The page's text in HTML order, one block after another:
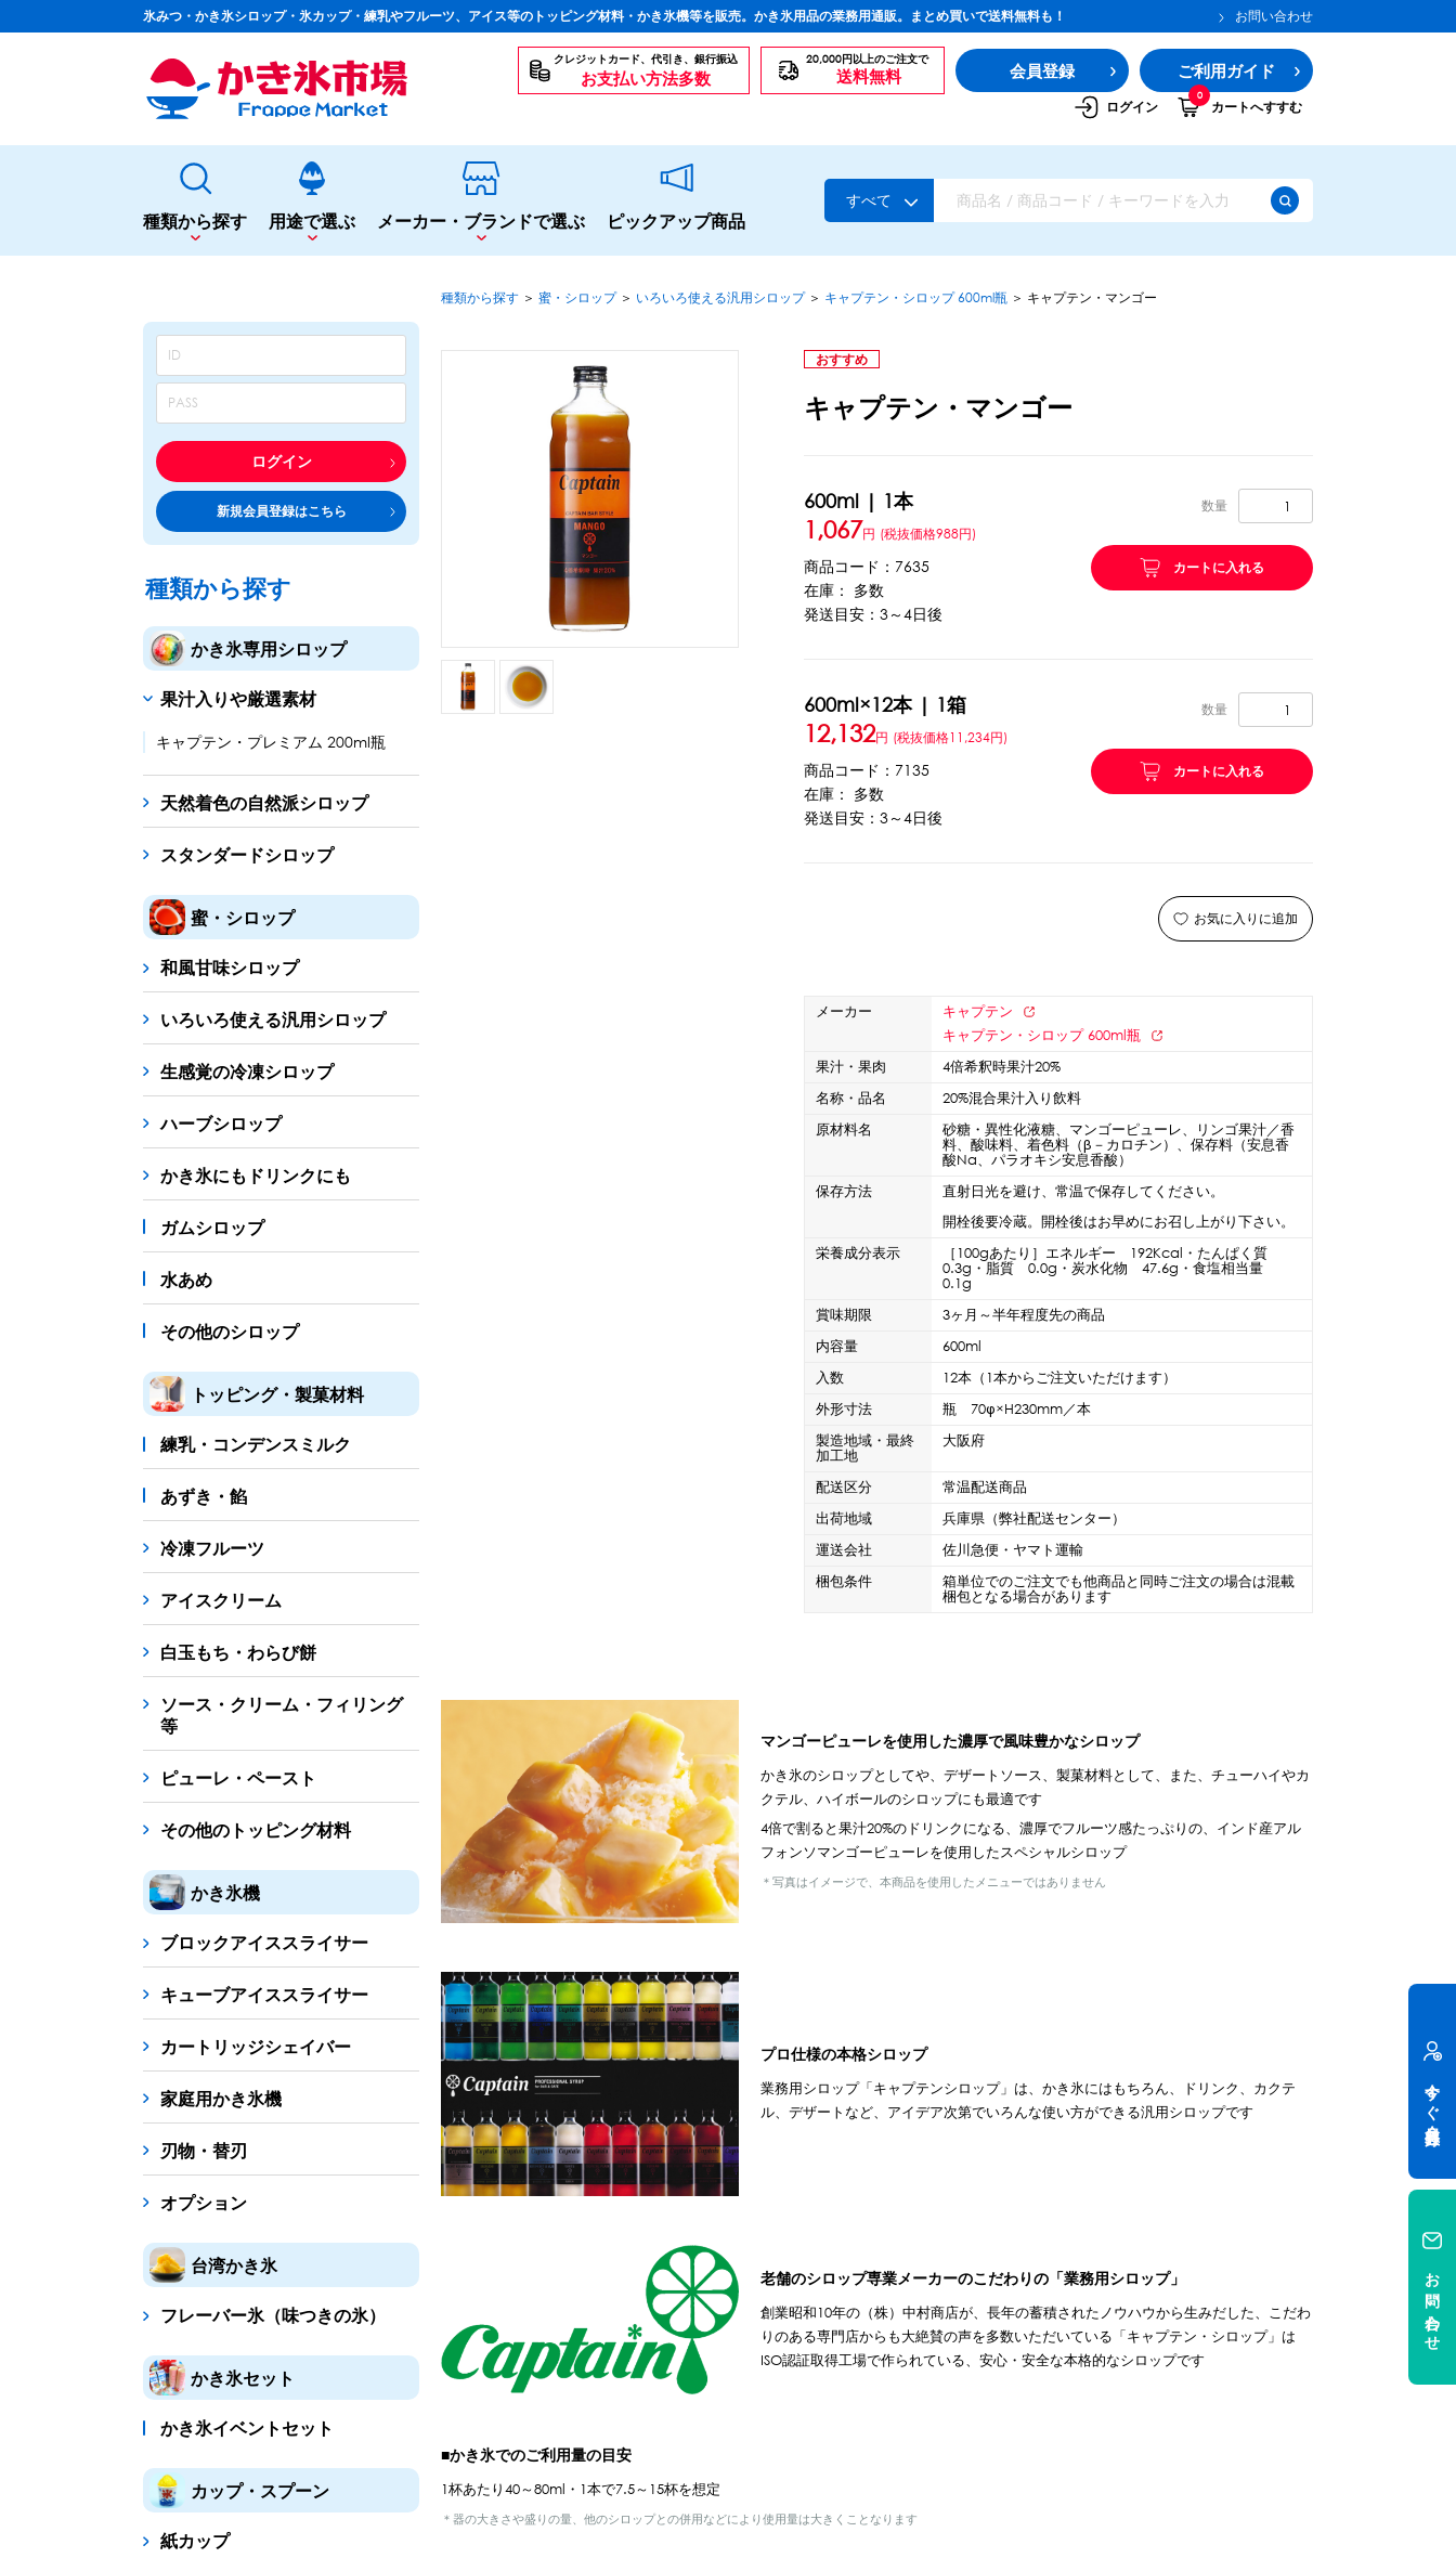
氷みつ・かき氷シロップ・氷カップ・練乳やフルーツ、アイス等のトッピング材料・かき氷機等を販売。かき氷用品の業務用通販。まとめ買いで送料無料も！ お問い合わせ
クレジットカード、代引き、銀行振込
お支払い方法多数
20,000円以上のご注文で
送料無料 会員登録 ご利用ガイド
ログイン
0
カートへすすむ
種類から探す
かき氷専用シロップ
果汁入りや厳選素材
蜜・シロップ
和風甘味シロップ いろいろ使える汎用シロップ 生感覚の冷凍シロップ
トッピング・製菓材料
練乳・コンデンスミルク あずき・餡 アイスクリーム ソース・クリーム・フィリング等
ブロックアイススライサー キューブアイススライサー カートリッジシェイバー 家庭用かき氷機
台湾かき氷
フレーバー氷（味つきの氷）
カップ・スプーン
紙カップ プラスチックカップ 発泡スチロールカップ
フローズンドリンク材料
シロップ 冷凍フルーツ ドリンクカップ・ストロー
備品
蜜かけシャワー・レードル
販促
氷旗 のぼり 横幕
かき氷書籍
かき氷コレクション
用途で選ぶ
夏まつりや夜店に
シロップ
飲食店のサイドメニューに
シロップ トッピング テイクアウト
専門店の副材料に
シロップ トッピング 製菓材料
ドリンクメニューに
メーカー・ブランドで選ぶ ピックアップ商品
すべて
ログイン
新規会員登録はこちら
種類から探す
かき氷専用シロップ
果汁入りや厳選素材
キャプテン・プレミアム 200ml瓶
天然着色の自然派シロップ
スタンダードシロップ
蜜・シロップ
和風甘味シロップ
いろいろ使える汎用シロップ
生感覚の冷凍シロップ
ハーブシロップ
かき氷にもドリンクにも
ガムシロップ
水あめ
その他のシロップ
トッピング・製菓材料
練乳・コンデンスミルク
あずき・餡
冷凍フルーツ
アイスクリーム
白玉もち・わらび餅
ソース・クリーム・フィリング
等
ピューレ・ペースト
その他のトッピング材料
かき氷機
ブロックアイススライサー
キューブアイススライサー
カートリッジシェイバー
家庭用かき氷機
刃物・替刃
オプション
台湾かき氷
フレーバー氷（味つきの氷）
かき氷セット
かき氷イベントセット
カップ・スプーン
紙カップ
種類から探す ＞ 蜜・シロップ ＞ いろいろ使える汎用シロップ ＞ キャプテン・シロップ 600ml瓶 ＞ キャプテン・マンゴー
おすすめ
キャプテン・マンゴー
600ml | 1本
1,067円 (税抜価格988円)
商品コード：7635
在庫： 多数
発送目安：3～4日後
数量
カートに入れる
600ml×12本 | 1箱
12,132円 (税抜価格11,234円)
商品コード：7135
在庫： 多数
発送目安：3～4日後
数量
カートに入れる
お気に入りに追加
メーカー
キャプテン
キャプテン・シロップ 600ml瓶
果汁・果肉
4倍希釈時果汁20%
名称・品名
20%混合果汁入り飲料
原材料名
砂糖・異性化液糖、マンゴーピューレ、リンゴ果汁／香
料、酸味料、着色料（β－カロチン）、保存料（安息香
酸Na、パラオキシ安息香酸）
保存方法
直射日光を避け、常温で保存してください。
開栓後要冷蔵。開栓後はお早めにお召し上がり下さい。
栄養成分表示
［100gあたり］エネルギー 192Kcal・たんぱく質
0.3g・脂質 0.0g・炭水化物 47.6g・食塩相当量
0.1g
賞味期限
3ヶ月～半年程度先の商品
内容量
600ml
入数
12本（1本からご注文いただけます）
外形寸法
瓶 70φ×H230mm／本
製造地域・最終
加工地
大阪府
配送区分
常温配送商品
出荷地域
兵庫県（弊社配送センター）
運送会社
佐川急便・ヤマト運輸
梱包条件
箱単位でのご注文でも他商品と同時ご注文の場合は混載
梱包となる場合があります
マンゴーピューレを使用した濃厚で風味豊かなシロップ
かき氷のシロップとしてや、デザートソース、製菓材料として、また、チューハイやカ
クテル、ハイボールのシロップにも最適です
4倍で割ると果汁20%のドリンクになる、濃厚でフルーツ感たっぷりの、インド産アル
フォンソマンゴーピューレを使用したスペシャルシロップ
＊写真はイメージで、本商品を使用したメニューではありません
プロ仕様の本格シロップ
業務用シロップ「キャプテンシロップ」は、かき氷にはもちろん、ドリンク、カクテ
ル、デザートなど、アイデア次第でいろんな使い方ができる汎用シロップです
老舗のシロップ専業メーカーのこだわりの「業務用シロップ」
創業昭和10年の（株）中村商店が、長年の蓄積されたノウハウから生みだした、こだわ
りのある専門店からも大絶賛の声を多数いただいている「キャプテン・シロップ」は
ISO認証取得工場で作られている、安心・安全な本格的なシロップです
■かき氷でのご利用量の目安
1杯あたり40～80ml・1本で7.5～15杯を想定
＊器の大きさや盛りの量、他のシロップとの併用などにより使用量は大きくことなります
今すぐ会員登録
お問い合わせ